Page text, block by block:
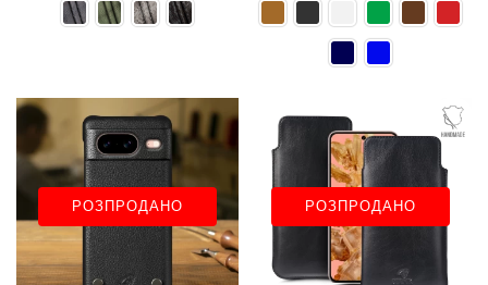
РОЗПРОДАНО РОЗПРОДАНО